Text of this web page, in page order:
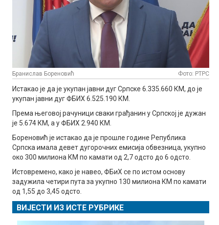
Бранислав Бореновић Фото: РТРС
Истакао је да је укупан јавни дуг Српске 6.335.660 КМ, до је
укупан јавни дуг ФБИХ 6.525.190 КМ.
Према његовој рачуници сваки грађанин у Српској је дужан
је 5.674 КМ, а у ФБИХ 2.940 КМ.
Бореновић је истакао да је прошле године Република
Српска имала девет дугорочних емисија обвезница, укупно
око 300 милиона КМ по камати од 2,7 одсто до 6 одсто.
Истовремено, како је навео, ФБиХ се по истом основу
задужила четири пута за укупно 130 милиона КМ по камати
од 1,55 до 3,45 одсто.
ВИЈЕСТИ ИЗ ИСТЕ РУБРИКЕ